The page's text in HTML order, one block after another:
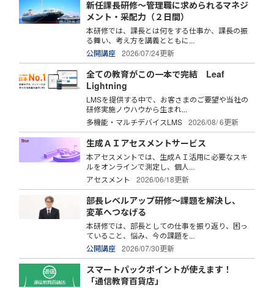
新任課長研修～管理職に求められるマネジ
メント・采配力（２日間）
本研修では、課長とは何をする仕事か、課長の振
る舞い、考え方を講義とともに...
公開講座
2026/07/24更新
全ての教育がこの一本で完結 Leaf
Lightning
LMSを提供する中で、お客さまのご要望や当社の
研修実施ノウハウから生まれ...
多機能・マルチデバイスLMS
2026/08/ 6更新
生成ＡＩアセスメントサービス
本アセスメントでは、生成ＡＩ活用に必要なスキ
ルをオンラインで測定し、個人...
アセスメント
2026/06/18更新
部長レベルアップ研修～課題を解決し、
変革へつなげる
本研修では、部長としての仕事を振り返り、困っ
ていること、悩み、今の課題を...
公開講座
2026/07/30更新
スマートパックポイントが使えます！
「通信教育百貨店」